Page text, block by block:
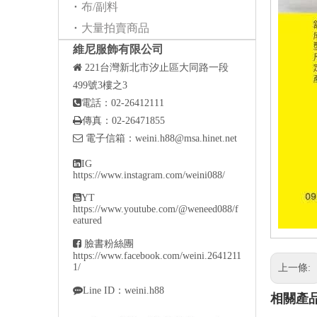
布/副料
大量拍賣商品
維尼服飾有限公司
 221台灣新北市汐止區大同路一段
499號3樓之3
電話：02-26412111
傳真：02-26471855
 電子信箱： weini.h88@msa.hinet.net
IG
https://www.instagram.com/weini088/
YT
https://www.youtube.com/@weneed088/f
eatured
 臉書粉絲團
https://www.facebook.com/weini.2641211
1/
Line ID：weini.h88
上一條:
相關產